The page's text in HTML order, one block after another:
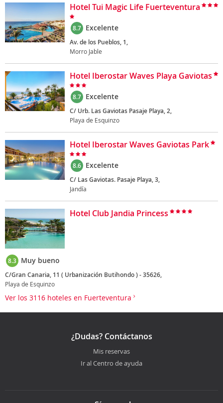
Hotel Tui Magic Life Fuerteventura
8.7 Excelente
Av. de los Pueblos, 1,
Morro Jable
Hotel Iberostar Waves Playa Gaviotas
8.7 Excelente
C/ Urb. Las Gaviotas Pasaje Playa, 2,
Playa de Esquinzo
Hotel Iberostar Waves Gaviotas Park
8.6 Excelente
C/ Las Gaviotas. Pasaje Playa, 3,
Jandía
Hotel Club Jandia Princess
8.3 Muy bueno
C/Gran Canaria, 11 ( Urbanización Butihondo ) - 35626,
Playa de Esquinzo
Ver los 3116 hoteles en Fuerteventura
¿Dudas? Contáctanos
Mis reservas
Ir al Centro de ayuda